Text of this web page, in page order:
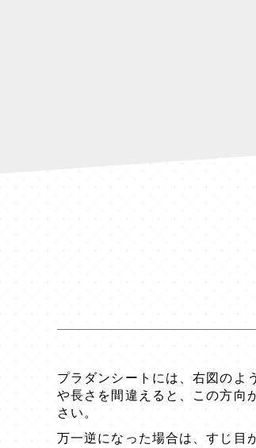
プラダンシートには、右図のよ
や長さを間違えると、この方向
さい。
万一逆になった場合は、すじ目